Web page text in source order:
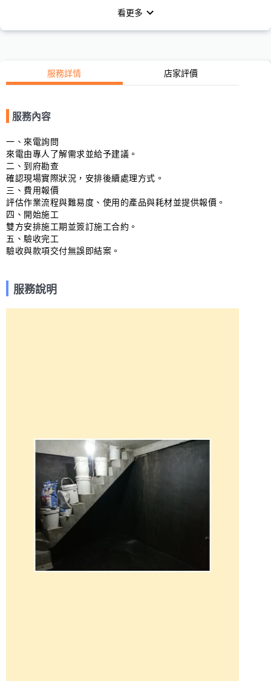
看更多
服務詳情 店家評價
服務內容
一、來電詢問
來電由專人了解需求並給予建議。
二、到府勘查
確認現場實際狀況，安排後續處理方式。
三、費用報價
評估作業流程與難易度、使用的產品與耗材並提供報價。
四、開始施工
雙方安排施工期並簽訂施工合約。
五、驗收完工
驗收與款項交付無誤即結案。
服務說明